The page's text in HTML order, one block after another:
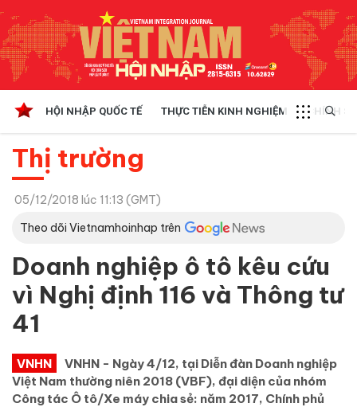
HỘI NHẬP QUỐC TẾ THỰC TIỄN KINH NGHIỆM CHÍNH
Thị trường
05/12/2018 lúc 11:13 (GMT)
Theo dõi Vietnamhoinhap trên
Doanh nghiệp ô tô kêu cứu
vì Nghị định 116 và Thông tư
41
VNHN
VNHN - Ngày 4/12, tại Diễn đàn Doanh nghiệp
Việt Nam thường niên 2018 (VBF), đại diện của nhóm
Công tác Ô tô/Xe máy chia sẻ: năm 2017, Chính phủ